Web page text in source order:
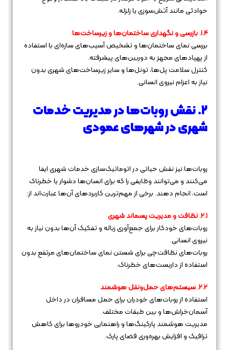
حوادثی مانند آتش‌سوزی یا زلزله.
۱.۴. بازرسی و نگهداری ساختمان‌ها و زیرساخت‌ها
بررسی نمای ساختمان‌ها و تشخیص آسیب‌های سازه‌ای با استفاده
از پهپادهای مجهز به دوربین‌های پیشرفته.
کنترل سلامت پل‌ها، تونل‌ها و سایر زیرساخت‌های شهری بدون
نیاز به اعزام نیروی انسانی.
۲. نقش روبات‌ها در مدیریت خدمات
شهری در شهرهای عمودی
روبات‌ها نیز نقش حیاتی در اتوماتیک‌سازی خدمات شهری ایفا
می‌کنند و می‌توانند وظایفی را که برای انسان‌ها دشوار یا خطرناک
است، انجام دهند. برخی از مهم‌ترین کاربردهای آن‌ها عبارت‌اند از:
۲.۱. نظافت و مدیریت پسماند شهری
روبات‌های خودکار برای جمع‌آوری زباله و تفکیک آن‌ها بدون نیاز به
نیروی انسانی.
روبات‌های نظافت‌چی برای شستن نمای ساختمان‌های مرتفع بدون
استفاده از داربست‌های خطرناک.
۲.۲. سیستم‌های حمل‌ونقل هوشمند
استفاده از روبات‌های خودران برای حمل مسافران در داخل
آسمان‌خراش‌ها و بین طبقات مختلف.
مدیریت هوشمند پارکینگ‌ها و راهنمایی خودروها برای کاهش
ترافیک و افزایش بهره‌وری فضای پارک.